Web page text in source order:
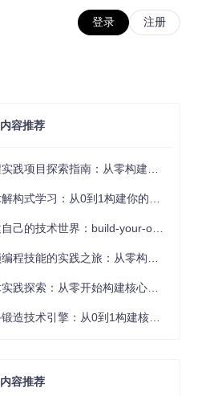
登录 注册
容推荐
践项目探索指南：从零构建技术能力体系
构式学习：从0到1构建你的编程知识体系
的技术世界：build-your-own-x项目的实践探索指南
技能的实践之旅：从零构建你的技术世界
探索：从零开始构建核心系统的实践指南
技术引擎：从0到1构建核心系统的实践指南
容推荐